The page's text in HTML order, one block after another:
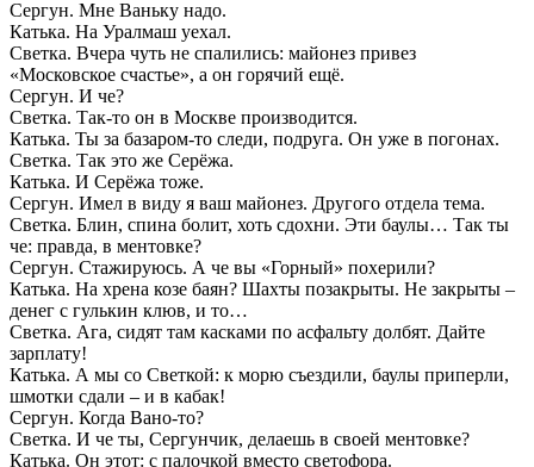
Сергун. Мне Ваньку надо.
Катька. На Уралмаш уехал.
Светка. Вчера чуть не спалились: майонез привез
«Московское счастье», а он горячий ещё.
Сергун. И че?
Светка. Так-то он в Москве производится.
Катька. Ты за базаром-то следи, подруга. Он уже в погонах.
Светка. Так это же Серёжа.
Катька. И Серёжа тоже.
Сергун. Имел в виду я ваш майонез. Другого отдела тема.
Светка. Блин, спина болит, хоть сдохни. Эти баулы… Так ты
че: правда, в ментовке?
Сергун. Стажируюсь. А че вы «Горный» похерили?
Катька. На хрена козе баян? Шахты позакрыты. Не закрыты –
денег с гулькин клюв, и то…
Светка. Ага, сидят там касками по асфальту долбят. Дайте
зарплату!
Катька. А мы со Светкой: к морю съездили, баулы приперли,
шмотки сдали – и в кабак!
Сергун. Когда Вано-то?
Светка. И че ты, Сергунчик, делаешь в своей ментовке?
Катька. Он этот: с палочкой вместо светофора.